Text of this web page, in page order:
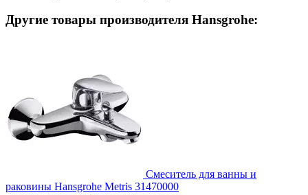
Другие товары производителя Hansgrohe:
Смеситель для ванны и
раковины Hansgrohe Metris 31470000